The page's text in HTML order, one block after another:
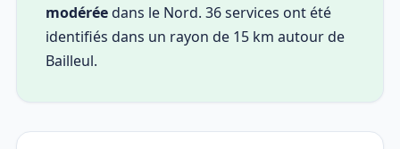
modéréedans le Nord. 36 services ont été
identifiés dans un rayon de 15 km autour de
Bailleul.